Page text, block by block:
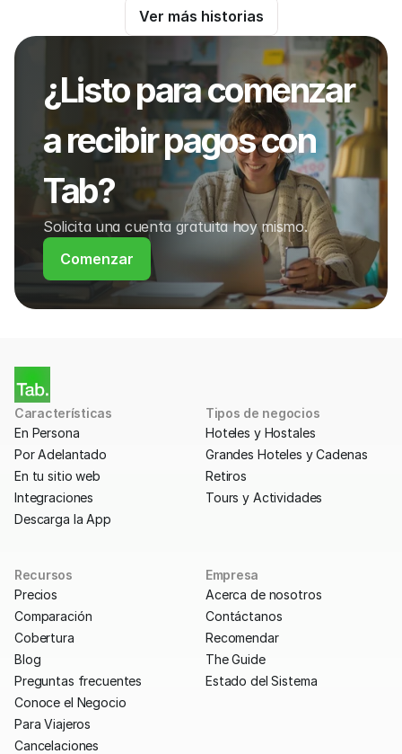
Ver más historias
¿Listo para comenzar
a recibir pagos con
Tab?
Solicita una cuenta gratuita hoy mismo.
Comenzar
Características
En Persona
Por Adelantado
En tu sitio web
Integraciones
Descarga la App
Tipos de negocios
Hoteles y Hostales
Grandes Hoteles y Cadenas
Retiros
Tours y Actividades
Recursos
Precios
Conoce el Negocio
Comparación
Cobertura
Para Viajeros
Cancelaciones
Blog
Preguntas frecuentes
Empresa
Acerca de nosotros
Contáctanos
Recomendar
The Guide
Estado del Sistema